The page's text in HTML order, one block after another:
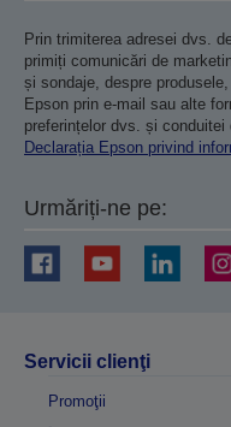
Prin trimiterea adresei dvs.
primiți comunicări de
și sondaje, despre
Epson prin e-mail sau alte
preferințelor dvs. și
Declarația Epson privind
Urmăriți-ne pe:
Servicii clienţi
Promoţii